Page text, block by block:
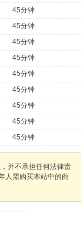
45分钟
45分钟
45分钟
45分钟
45分钟
45分钟
45分钟
45分钟
45分钟
并不承担任何法律责
人需购买本站中的商